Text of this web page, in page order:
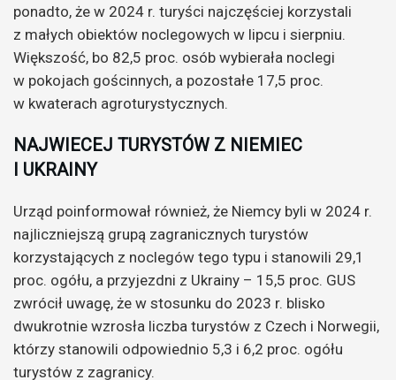
ponadto, że w 2024 r. turyści najczęściej korzystali
z małych obiektów noclegowych w lipcu i sierpniu.
Większość, bo 82,5 proc. osób wybierała noclegi
w pokojach gościnnych, a pozostałe 17,5 proc.
w kwaterach agroturystycznych.
NAJWIECEJ TURYSTÓW Z NIEMIEC
I UKRAINY
Urząd poinformował również, że Niemcy byli w 2024 r.
najliczniejszą grupą zagranicznych turystów
korzystających z noclegów tego typu i stanowili 29,1
proc. ogółu, a przyjezdni z Ukrainy – 15,5 proc. GUS
zwrócił uwagę, że w stosunku do 2023 r. blisko
dwukrotnie wzrosła liczba turystów z Czech i Norwegii,
którzy stanowili odpowiednio 5,3 i 6,2 proc. ogółu
turystów z zagranicy.